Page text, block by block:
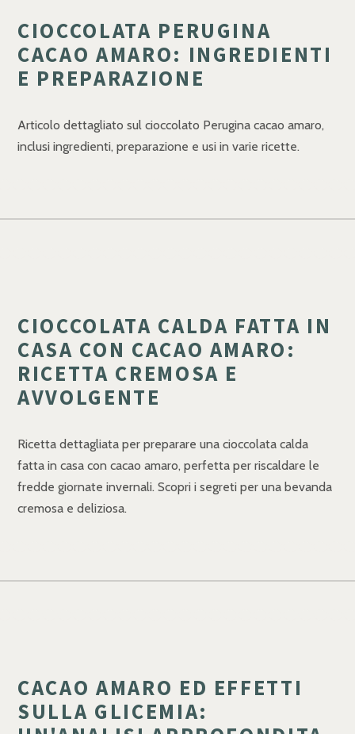
CIOCCOLATA PERUGINA
CACAO AMARO: INGREDIENTI
E PREPARAZIONE
Articolo dettagliato sul cioccolato Perugina cacao amaro,
inclusi ingredienti, preparazione e usi in varie ricette.
CIOCCOLATA CALDA FATTA IN
CASA CON CACAO AMARO:
RICETTA CREMOSA E
AVVOLGENTE
Ricetta dettagliata per preparare una cioccolata calda
fatta in casa con cacao amaro, perfetta per riscaldare le
fredde giornate invernali. Scopri i segreti per una bevanda
cremosa e deliziosa.
CACAO AMARO ED EFFETTI
SULLA GLICEMIA: